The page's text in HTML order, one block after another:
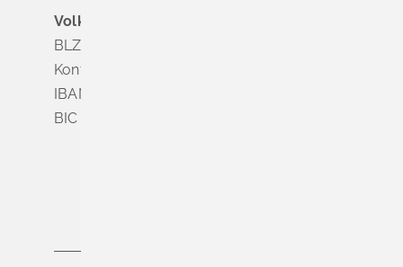
Volksbank Dreiländereck
BLZ 683 900 00
Konto Nr. 3 500 004
IBAN DE56 6839 0000 0003 5000 04
BIC VOLODE66